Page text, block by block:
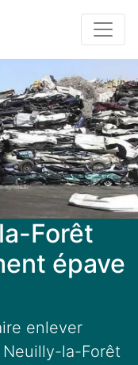
Forêt
épave
enlever
la-Forêt